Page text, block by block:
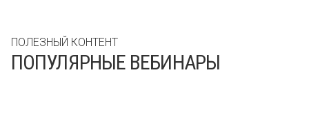
ПОЛЕЗНЫЙ КОНТЕНТ
ПОПУЛЯРНЫЕ ВЕБИНАРЫ